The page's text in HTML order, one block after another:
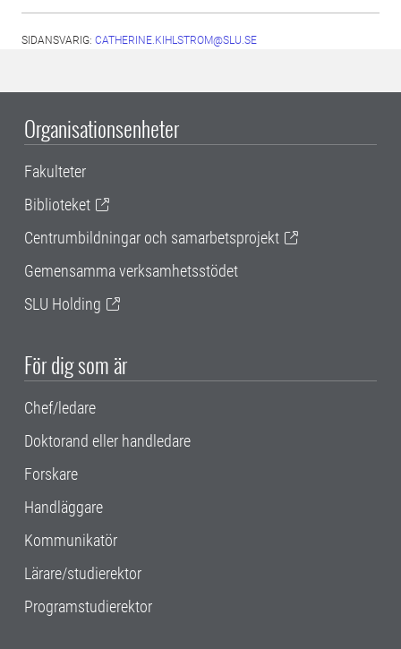
SIDANSVARIG: CATHERINE.KIHLSTROM@SLU.SE
Organisationsenheter
Fakulteter
Biblioteket
Centrumbildningar och samarbetsprojekt
Gemensamma verksamhetsstödet
SLU Holding
För dig som är
Chef/ledare
Doktorand eller handledare
Forskare
Handläggare
Kommunikatör
Lärare/studierektor
Programstudierektor